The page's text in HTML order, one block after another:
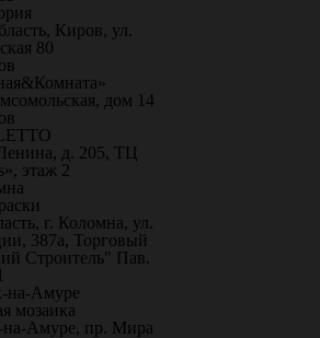
Киров, ул.
80
дом 14
д. 205, ТЦ
этаж 2
г. Коломна, ул.
387а, Торговый
Строитель" Пав.
на-Амуре
мозаика
на-Амуре, пр. Мира